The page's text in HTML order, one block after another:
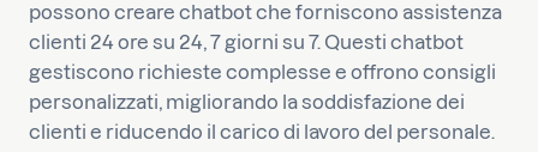
possono creare chatbot che forniscono assistenza
clienti 24 ore su 24, 7 giorni su 7. Questi chatbot
gestiscono richieste complesse e offrono consigli
personalizzati, migliorando la soddisfazione dei
clienti e riducendo il carico di lavoro del personale.